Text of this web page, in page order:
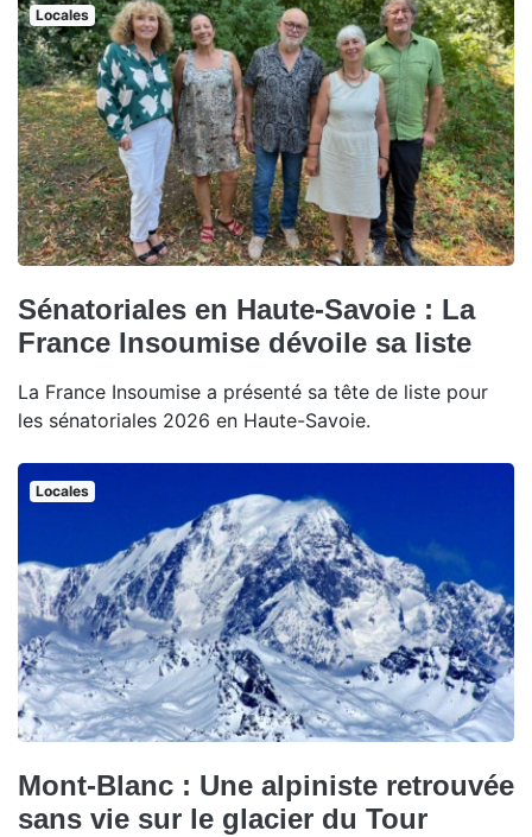
Locales
Sénatoriales en Haute-Savoie : La
France Insoumise dévoile sa liste
La France Insoumise a présenté sa tête de liste pour
les sénatoriales 2026 en Haute-Savoie.
Locales
Mont-Blanc : Une alpiniste retrouvée
sans vie sur le glacier du Tour